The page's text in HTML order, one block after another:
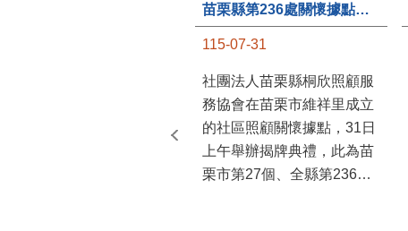
苗栗縣第236處關懷據點在苗栗市維祥里揭牌
115-07-31
社團法人苗栗縣桐欣照顧服
務協會在苗栗市維祥里成立
的社區照顧關懷據點，31日
上午舉辦揭牌典禮，此為苗
栗市第27個、全縣第236處